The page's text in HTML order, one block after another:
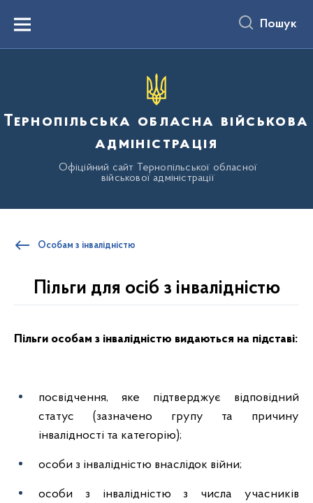
вмістуMenu Пошук
Тернопільська обласна військова
адміністрація
Офіційний сайт Тернопільської обласної
військової адміністрації
Особам з інвалідністю
⁠Пільги для осіб з інвалідністю
Пільги особам з інвалідністю видаються на підставі:
посвідчення, яке підтверджує відповідний
статус (зазначено групу та причину
інвалідності та категорію);
особи з інвалідністю внаслідок війни;
особи з інвалідністю з числа учасників